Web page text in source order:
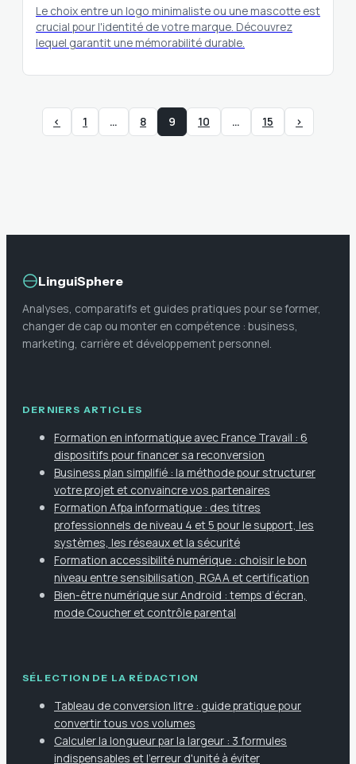
Le choix entre un logo minimaliste ou une mascotte est
crucial pour l'identité de votre marque. Découvrez
lequel garantit une mémorabilité durable.
‹ 1 … 8 9 10 … 15 ›
LinguiSphere
Analyses, comparatifs et guides pratiques pour se former,
changer de cap ou monter en compétence : business,
marketing, carrière et développement personnel.
DERNIERS ARTICLES
Formation en informatique avec France Travail : 6
dispositifs pour financer sa reconversion
Business plan simplifié : la méthode pour structurer
votre projet et convaincre vos partenaires
Formation Afpa informatique : des titres
professionnels de niveau 4 et 5 pour le support, les
systèmes, les réseaux et la sécurité
Formation accessibilité numérique : choisir le bon
niveau entre sensibilisation, RGAA et certification
Bien-être numérique sur Android : temps d’écran,
mode Coucher et contrôle parental
SÉLECTION DE LA RÉDACTION
Tableau de conversion litre : guide pratique pour
convertir tous vos volumes
Calculer la longueur par la largeur : 3 formules
indispensables et l'erreur d'unité à éviter